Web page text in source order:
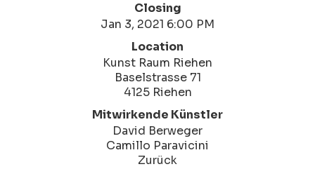
Closing
Jan 3, 2021 6:00 PM
Location
Kunst Raum Riehen
Baselstrasse 71
4125 Riehen
Mitwirkende Künstler
David Berweger
Camillo Paravicini
Zurück